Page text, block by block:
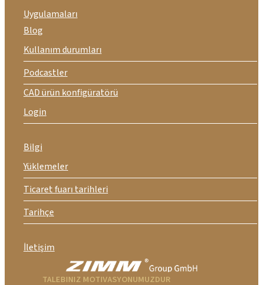
Uygulamaları
Blog
Kullanım durumları
Podcastler
CAD ürün konfigüratörü
Login
Bilgi
Yüklemeler
Ticaret fuarı tarihleri
Tarihçe
İletişim
TALEBINIZ MOTIVASYONUMUZDUR